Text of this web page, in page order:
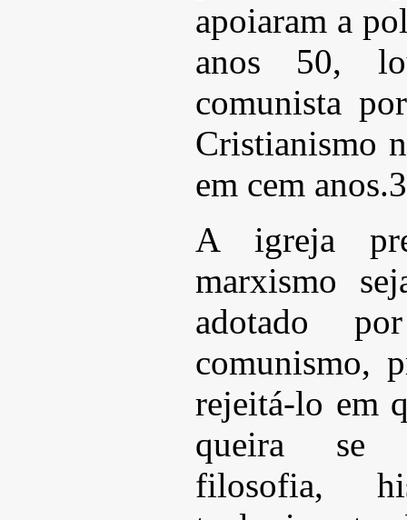
apoiaram a
anos 50,
comunista
Cristianismo
em cem
A igreja
marxismo
adotado
comunismo,
rejeitá-lo em
queira se
filosofia,